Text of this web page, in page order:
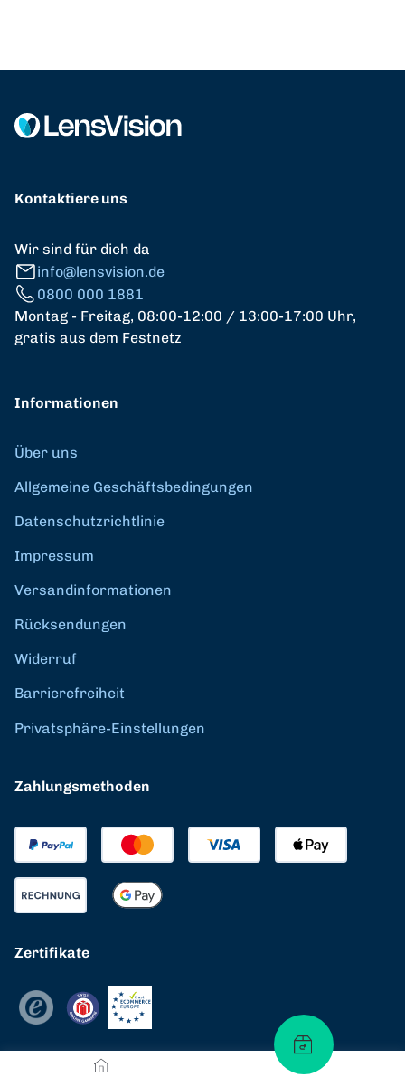
Kontaktiere uns
Wir sind für dich da
info@lensvision.de
0800 000 1881
Montag - Freitag, 08:00-12:00 / 13:00-17:00 Uhr,
gratis aus dem Festnetz
Informationen
Über uns
Allgemeine Geschäftsbedingungen
Datenschutzrichtlinie
Impressum
Versandinformationen
Rücksendungen
Widerruf
Barrierefreiheit
Privatsphäre-Einstellungen
Zahlungsmethoden
Zertifikate